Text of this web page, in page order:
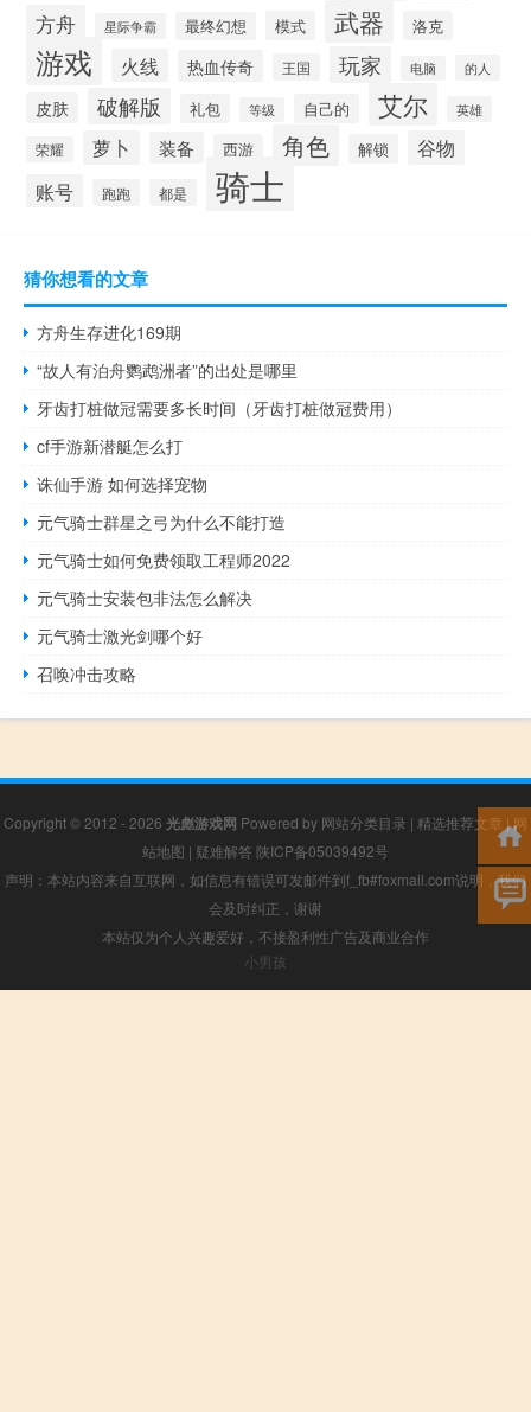
方舟 星际争霸 最终幻想 模式 武器 洛克
游戏 火线 热血传奇 王国 玩家 电脑 的人
皮肤 破解版 礼包 等级 自己的 艾尔 英雄
荣耀 萝卜 装备 西游 角色 解锁 谷物
账号 跑跑 都是 骑士
猜你想看的文章
方舟生存进化169期
“故人有泊舟鹦鹉洲者”的出处是哪里
牙齿打桩做冠需要多长时间（牙齿打桩做冠费用）
cf手游新潜艇怎么打
诛仙手游 如何选择宠物
元气骑士群星之弓为什么不能打造
元气骑士如何免费领取工程师2022
元气骑士安装包非法怎么解决
元气骑士激光剑哪个好
召唤冲击攻略
Copyright © 2012 - 2026 光彪游戏网 Powered by 网站分类目录 | 精选推荐文章 |网
站地图 | 疑难解答 陕ICP备05039492号
声明：本站内容来自互联网，如信息有错误可发邮件到f_fb#foxmail.com说明，我们
会及时纠正，谢谢
本站仅为个人兴趣爱好，不接盈利性广告及商业合作
小男孩